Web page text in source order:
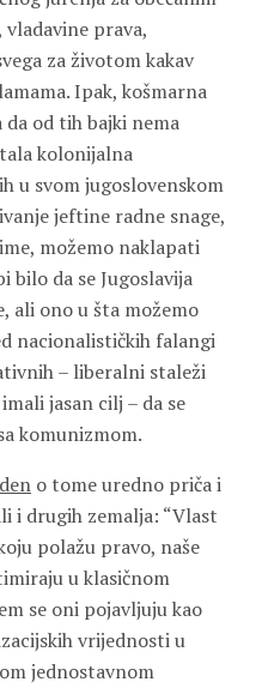
prava,
za životom kakav
Ipak, košmarna
od tih bajki nema
kolonijalna
u svom jugoslovenskom
jeftine radne snage,
možemo naklapati
da se Jugoslavija
ali ono u šta možemo
nacionalističkih falangi
– liberalni staleži
jasan cilj – da se
komunizmom.
o tome uredno priča i
i drugih zemalja: “Vlast
polažu pravo, naše
u klasičnom
se oni pojavljuju kao
vrijednosti u
jednostavnom